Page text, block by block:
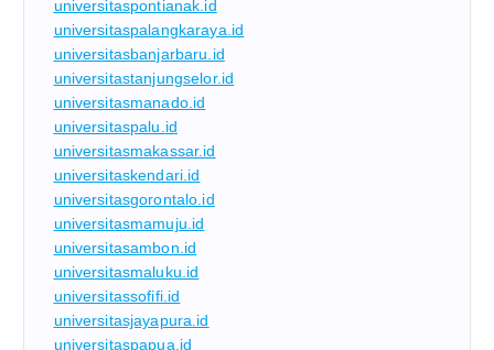
universitaspontianak.id
universitaspalangkaraya.id
universitasbanjarbaru.id
universitastanjungselor.id
universitasmanado.id
universitaspalu.id
universitasmakassar.id
universitaskendari.id
universitasgorontalo.id
universitasmamuju.id
universitasambon.id
universitasmaluku.id
universitassofifi.id
universitasjayapura.id
universitaspapua.id